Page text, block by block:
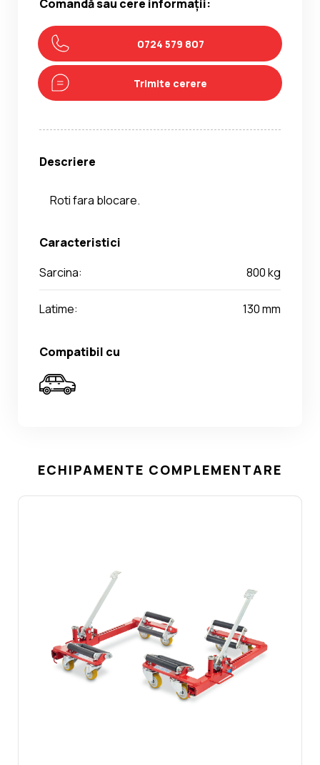
Comandă sau cere informații:
0724 579 807
Trimite cerere
Descriere
Roti fara blocare.
Caracteristici
Sarcina:
800 kg
Latime: 130 mm
Compatibil cu
ECHIPAMENTE COMPLEMENTARE